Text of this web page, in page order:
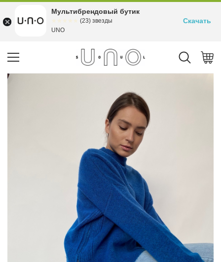
Мультибрендовый бутик
(23) звезды
UNO
Скачать